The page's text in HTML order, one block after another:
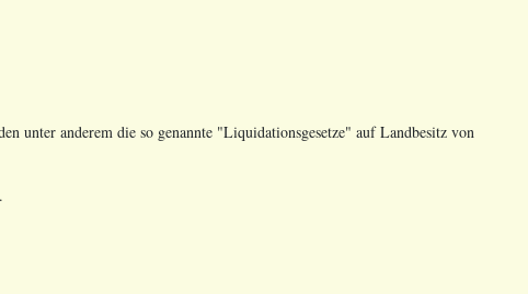
unter anderem die so genannte "Liquidationsgesetze" auf Landbesitz von